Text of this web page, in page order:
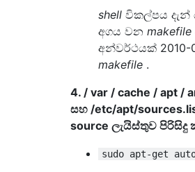
shell විකල්පය
අගය වන makefile
අන්වර්ථයක් 2010-
makefile .
4. / var / cache / apt /
සහ /etc/apt/
source ලැයිස්තුව
sudo apt-get